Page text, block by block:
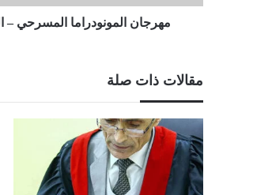
مهرجان المونودراما المسرحي –
مقالات ذات صلة